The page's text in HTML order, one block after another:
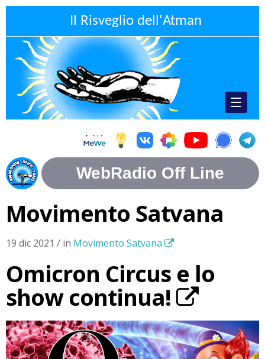
Il Risveglio dell'Atman
Movimento Satvana
19 dic 2021 / in Movimento Satvana
Omicron Circus e lo
show continua!